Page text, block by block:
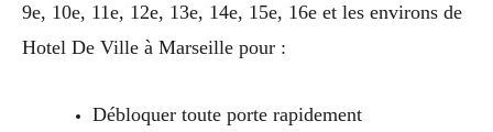
9e, 10e, 11e, 12e, 13e, 14e, 15e, 16e et les environs de
Hotel De Ville à Marseille pour :
Débloquer toute porte rapidement